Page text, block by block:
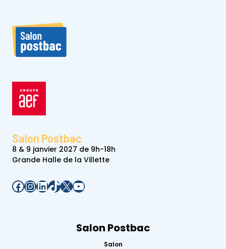
Salon Postbac
8 & 9 janvier 2027 de 9h-18h
Grande Halle de la Villette
Facebook
Instagram
LinkedIn
TikTok
X YouTube
Salon Postbac
Salon